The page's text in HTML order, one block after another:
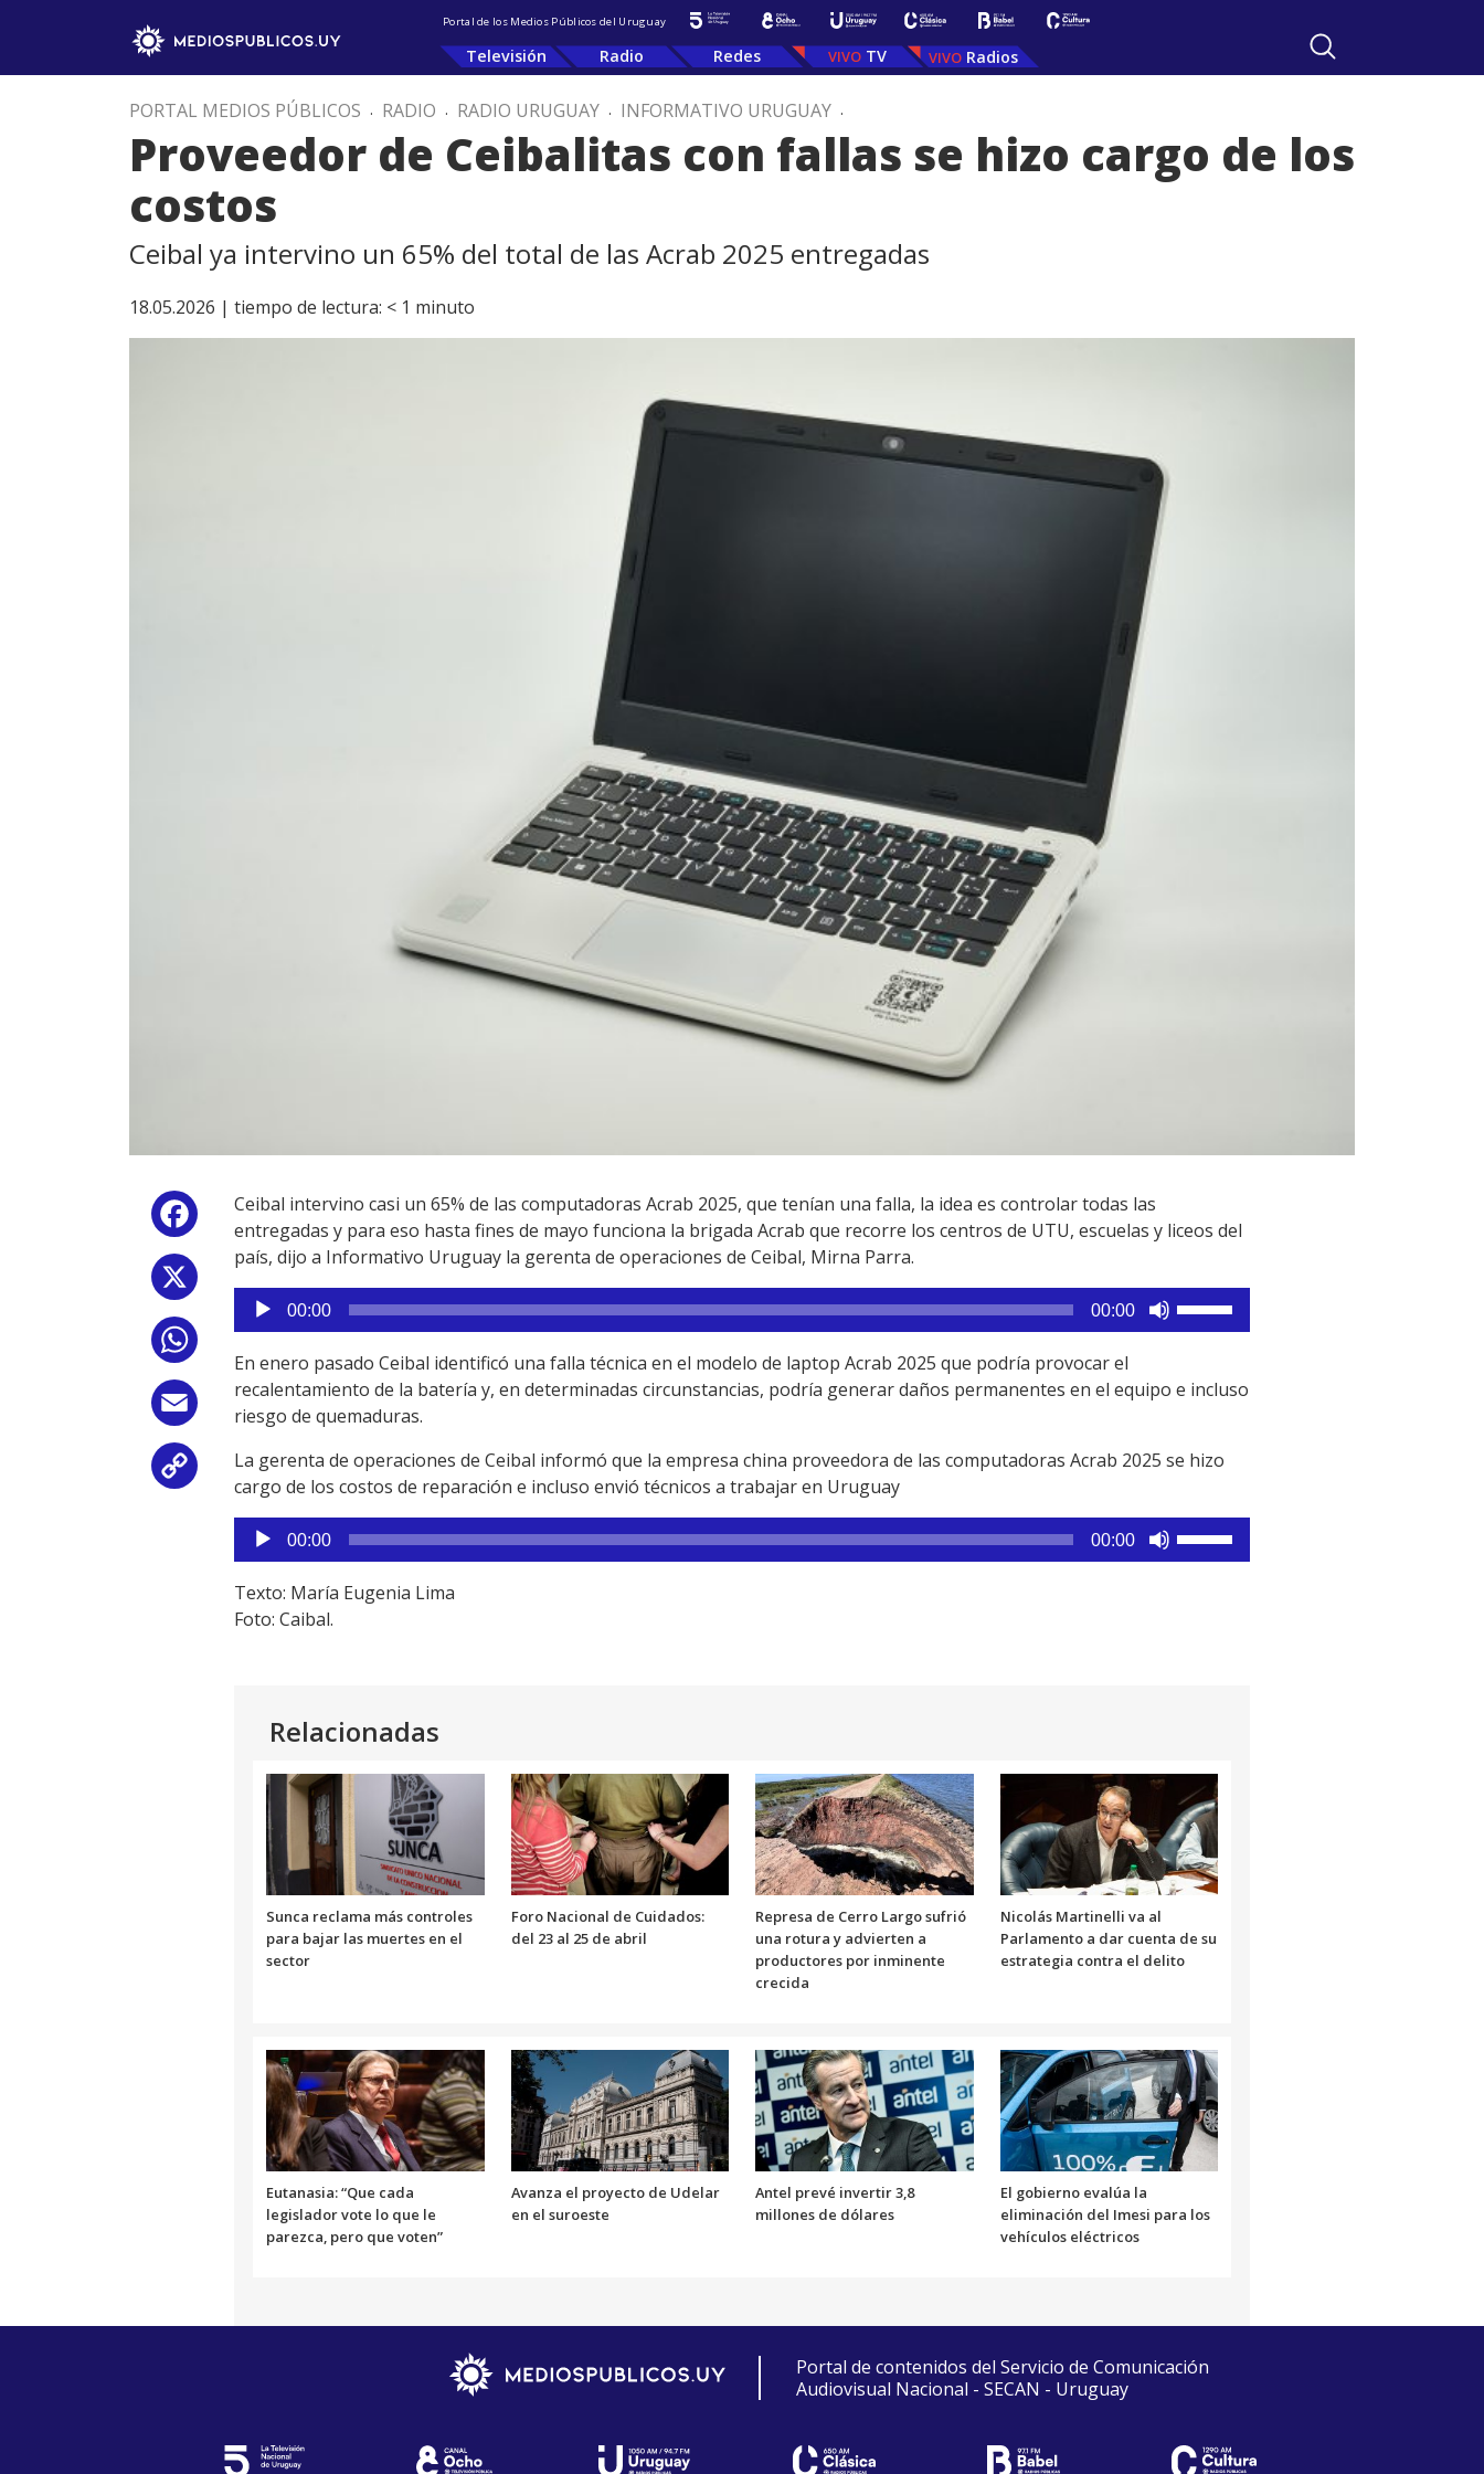
Portal de los Medios Públicos del Uruguay
Televisión Radio Redes TV Radios
PORTAL MEDIOS PÚBLICOS . RADIO . RADIO URUGUAY . INFORMATIVO URUGUAY .
Proveedor de Ceibalitas con fallas se hizo cargo de los
costos
Ceibal ya intervino un 65% del total de las Acrab 2025 entregadas
18.05.2026 | tiempo de lectura: < 1 minuto
Facebook
Email
Copy
Link
Ceibal intervino casi un 65% de las computadoras Acrab 2025, que tenían una falla, la idea es controlar todas las
entregadas y para eso hasta fines de mayo funciona la brigada Acrab que recorre los centros de UTU, escuelas y liceos del
país, dijo a Informativo Uruguay la gerenta de operaciones de Ceibal, Mirna Parra.
Reproductor
de
audio
00:00 00:00
de
para
disminuir
el
En enero pasado Ceibal identificó una falla técnica en el modelo de laptop Acrab 2025 que podría provocar el
recalentamiento de la batería y, en determinadas circunstancias, podría generar daños permanentes en el equipo e incluso
riesgo de quemaduras.
La gerenta de operaciones de Ceibal informó que la empresa china proveedora de las computadoras Acrab 2025 se hizo
cargo de los costos de reparación e incluso envió técnicos a trabajar en Uruguay
Reproductor
de
audio
00:00 00:00
el
volumen.
Texto: María Eugenia Lima
Foto: Caibal.
Relacionadas
Sunca reclama más controles
para bajar las muertes en el
sector
Foro Nacional de Cuidados:
del 23 al 25 de abril
Represa de Cerro Largo sufrió
una rotura y advierten a
productores por inminente
crecida
Nicolás Martinelli va al
Parlamento a dar cuenta de su
estrategia contra el delito
Eutanasia: “Que cada
legislador vote lo que le
parezca, pero que voten”
Avanza el proyecto de Udelar
en el suroeste
Antel prevé invertir 3,8
millones de dólares
El gobierno evalúa la
eliminación del Imesi para los
vehículos eléctricos
Portal de contenidos del Servicio de Comunicación
Audiovisual Nacional - SECAN - Uruguay